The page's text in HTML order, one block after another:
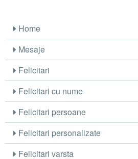
Home
Mesaje
Felicitari
Felicitari cu nume
Felicitari persoane
Felicitari personalizate
Felicitari varsta